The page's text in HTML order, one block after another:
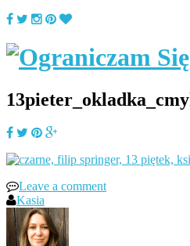
Leave a comment
Kasia